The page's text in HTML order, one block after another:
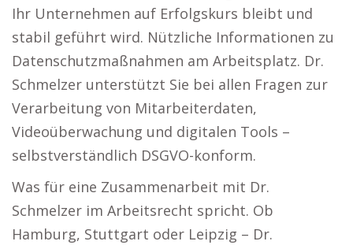
Ihr Unternehmen auf Erfolgskurs bleibt und
stabil geführt wird. Nützliche Informationen zu
Datenschutzmaßnahmen am Arbeitsplatz. Dr.
Schmelzer unterstützt Sie bei allen Fragen zur
Verarbeitung von Mitarbeiterdaten,
Videoüberwachung und digitalen Tools –
selbstverständlich DSGVO-konform.
Was für eine Zusammenarbeit mit Dr.
Schmelzer im Arbeitsrecht spricht. Ob
Hamburg, Stuttgart oder Leipzig – Dr.